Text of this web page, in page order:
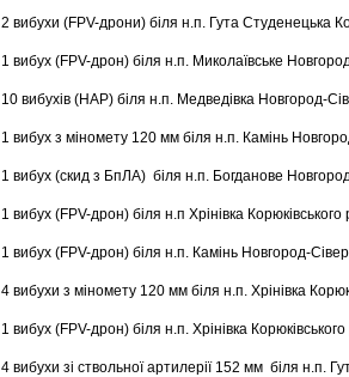
2 вибухи (FPV-дрони) біля н.п. Гута Студенецька
1 вибух (FPV-дрон) біля н.п. Миколаївське
10 вибухів (НАР) біля н.п. Медведівка Новгород-
1 вибух з міномету 120 мм біля н.п. Камінь
1 вибух (скид з БпЛА) біля н.п. Богданове
1 вибух (FPV-дрон) біля н.п Хрінівка Корюківського
1 вибух (FPV-дрон) біля н.п. Камінь Новгород-
4 вибухи з міномету 120 мм біля н.п. Хрінівка
1 вибух (FPV-дрон) біля н.п. Хрінівка
4 вибухи зі ствольної артилерії 152 мм біля н.п.